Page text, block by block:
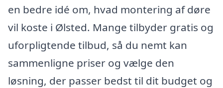
en bedre idé om, hvad montering af døre
vil koste i Ølsted. Mange tilbyder gratis og
uforpligtende tilbud, så du nemt kan
sammenligne priser og vælge den
løsning, der passer bedst til dit budget og